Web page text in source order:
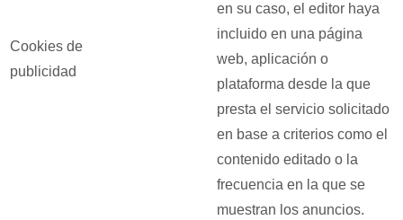
Cookies de
publicidad
en su caso, el editor haya
incluido en una página
web, aplicación o
plataforma desde la que
presta el servicio solicitado
en base a criterios como el
contenido editado o la
frecuencia en la que se
muestran los anuncios.